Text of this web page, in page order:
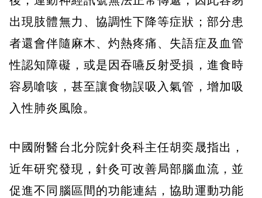
出現肢體無力、協調性下降等症狀；部分患
者還會伴隨麻木、灼熱疼痛、失語症及血管
性認知障礙，或是因吞嚥反射受損，進食時
容易嗆咳，甚至讓食物誤吸入氣管，增加吸
入性肺炎風險。
中國附醫台北分院針灸科主任胡奕晟指出，
近年研究發現，針灸可改善局部腦血流，並
促進不同腦區間的功能連結，協助運動功能